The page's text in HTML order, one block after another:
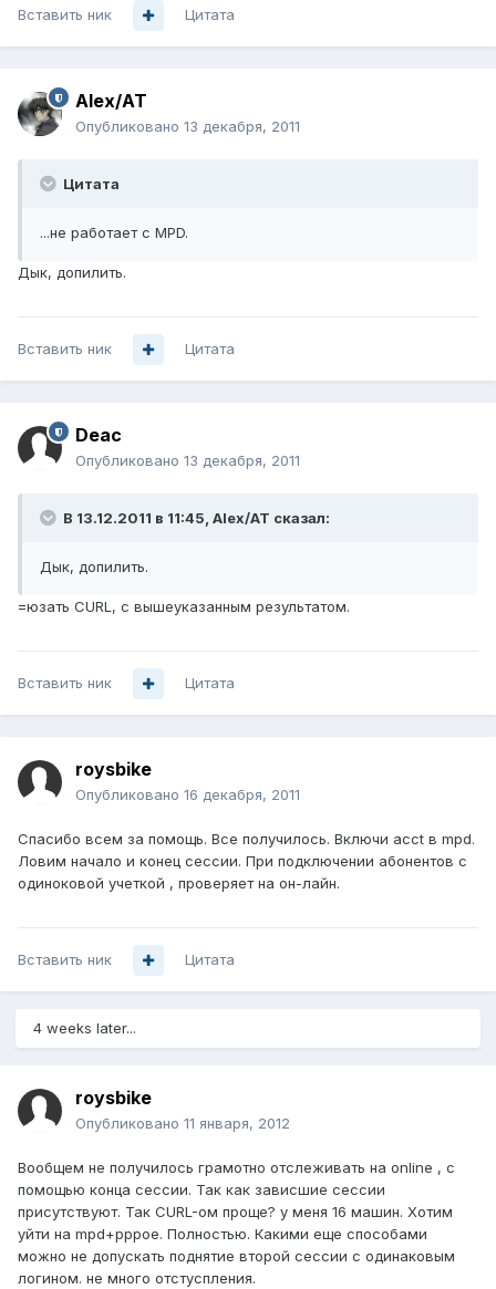
Вставить ник Цитата
Alex/AT
Опубликовано 13 декабря, 2011
Цитата
...не работает с MPD.
Дык, допилить.
Вставить ник Цитата
Deac
Опубликовано 13 декабря, 2011
В 13.12.2011 в 11:45, Alex/AT сказал:
Дык, допилить.
=юзать CURL, с вышеуказанным результатом.
Вставить ник Цитата
roysbike
Опубликовано 16 декабря, 2011
Спасибо всем за помощь. Все получилось. Включи acct в mpd.
Ловим начало и конец сессии. При подключении абонентов с
одиноковой учеткой , проверяет на он-лайн.
Вставить ник Цитата
4 weeks later...
roysbike
Опубликовано 11 января, 2012
Вообщем не получилось грамотно отслеживать на online , с
помощью конца сессии. Так как зависшие сессии
присутствуют. Так CURL-ом проще? у меня 16 машин. Хотим
уйти на mpd+pppoe. Полностью. Какими еще способами
можно не допускать поднятие второй сессии с одинаковым
логином. не много отстуспления.